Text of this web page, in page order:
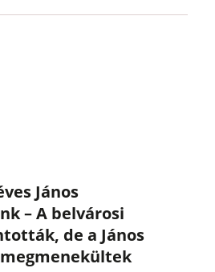
János
– A belvárosi
de a János